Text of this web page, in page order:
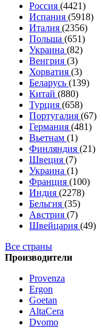
Россия (4421)
Испания (5918)
Италия (2356)
Польша (651)
Украина (82)
Венгрия (3)
Хорватия (3)
Беларусь (139)
Китай (880)
Турция (658)
Португалия (67)
Германия (481)
Вьетнам (1)
Финляндия (21)
Швеция (7)
Украина (1)
Франция (100)
Индия (2278)
Бельгия (35)
Австрия (7)
Швейцария (49)
Все страны
Производители
Provenza
Ergon
Goetan
AltaСera
Dvomo